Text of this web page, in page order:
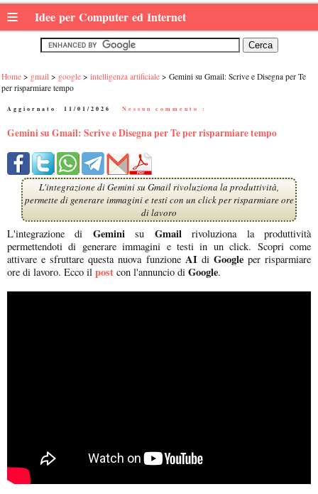
≡ Idee per Computer ed Internet
Home gmail google intelligenza artificiale
Gemini su Gmail: Scrive e Disegna per Te
per risparmiare tempo
Aggiornato: 11/01/2026 Nessun commento :
Gemini su Gmail: Scrive e Disegna per Te per risparmiare tempo
L'integrazione di Gemini su Gmail rivoluziona la produttività,
permette di generare immagini e testi con un click per risparmiare ore
di lavoro
L'integrazione di Geminisu Gmailrivoluziona la produttività
permettendoti di generare immagini e testi in un click. Scopri come
attivare e sfruttare questa nuova funzione AI di Googleper risparmiare
ore di lavoro. Ecco il post con l'annuncio di Google.